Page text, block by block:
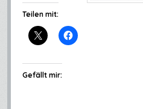
Teilen mit:
Gefällt mir: